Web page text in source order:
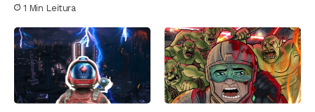
1 Min Leitura